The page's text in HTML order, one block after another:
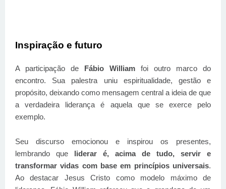
Inspiração e futuro
A participação de Fábio William foi outro marco do
encontro. Sua palestra uniu espiritualidade, gestão e
propósito, deixando como mensagem central a ideia de que
a verdadeira liderança é aquela que se exerce pelo
exemplo.
Seu discurso emocionou e inspirou os presentes,
lembrando que liderar é, acima de tudo, servir e
transformar vidas com base em princípios universais.
Ao destacar Jesus Cristo como modelo máximo de